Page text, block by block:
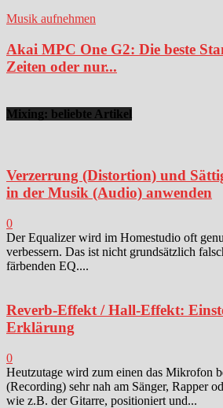
Musik aufnehmen
Akai MPC One G2: Die beste
Zeiten oder nur...
Mixing: beliebte Artikel
Verzerrung (Distortion) und
in der Musik (Audio) anwenden
0
Der Equalizer wird im Homestudio oft
verbessern. Das ist nicht grundsätzlich
färbenden EQ....
Reverb-Effekt / Hall-Effekt:
Erklärung
0
Heutzutage wird zum einen das Mikrofon
(Recording) sehr nah am Sänger, Rapper
wie z.B. der Gitarre, positioniert und...